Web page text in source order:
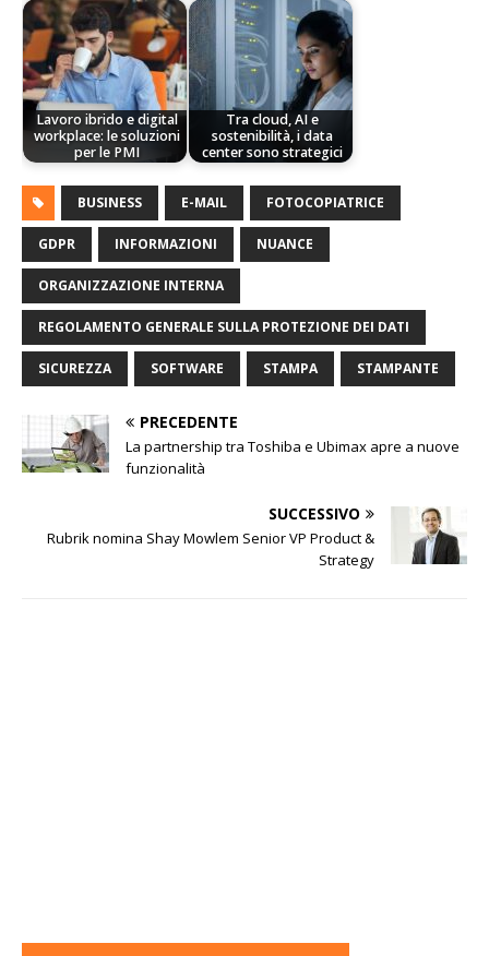
Lavoro ibrido e digital
workplace: le soluzioni
per le PMI
Tra cloud, AI e
sostenibilità, i data
center sono strategici
BUSINESS E-MAIL FOTOCOPIATRICE
GDPR INFORMAZIONI NUANCE
ORGANIZZAZIONE INTERNA
REGOLAMENTO GENERALE SULLA PROTEZIONE DEI DATI
SICUREZZA SOFTWARE STAMPA STAMPANTE
PRECEDENTE
La partnership tra Toshiba e Ubimax apre a nuove
funzionalità
SUCCESSIVO
Rubrik nomina Shay Mowlem Senior VP Product &
Strategy